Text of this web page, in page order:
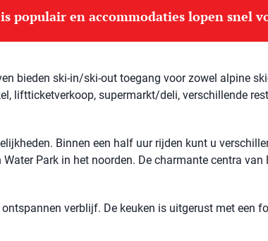
populair en accommodaties lopen snel
bieden ski-in/ski-out toegang voor zowel alpine
liftticketverkoop, supermarkt/deli, verschillende
Binnen een half uur rijden kunt u
Park in het noorden. De charmante centra van
verblijf. De keuken is uitgerust met een